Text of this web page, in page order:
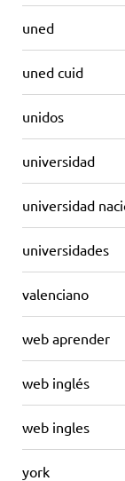
uned
uned cuid
unidos
universidad
universidad
universidades
valenciano
web aprender
web inglés
web ingles
york